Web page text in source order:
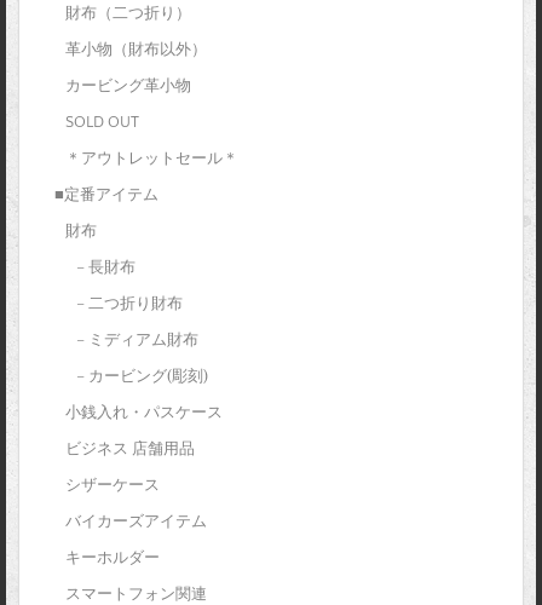
財布（二つ折り）
革小物（財布以外）
カービング革小物
SOLD OUT
＊アウトレットセール＊
■定番アイテム
財布
– 長財布
– 二つ折り財布
– ミディアム財布
– カービング(彫刻)
小銭入れ・パスケース
ビジネス 店舗用品
シザーケース
バイカーズアイテム
キーホルダー
スマートフォン関連